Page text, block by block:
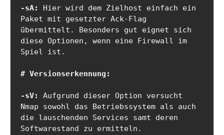
-sA:
Hier wird dem Zielhost einfach ein
Paket mit gesetzter Ack-Flag
übermittelt. Besonders gut eignet sich
diese Optionen, wenn eine Firewall im
Spiel ist.
# Versionserkennung:
-sV:
Aufgrund dieser Option versucht
Nmap sowohl das Betriebssystem als auch
die lauschenden Services samt deren
Softwarestand zu ermitteln.